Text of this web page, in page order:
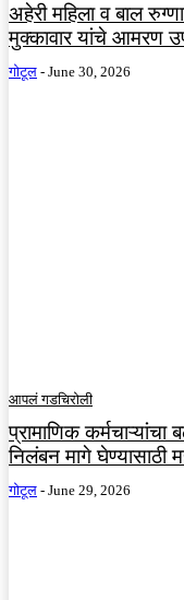
अहेरी महिला व बाल
मुक्कावार यांचे आमरण
गोटूल - June 30, 2026
आपलं गडचिरोली
प्रामाणिक
निलंबन मागे
गोटूल - June 29, 2026